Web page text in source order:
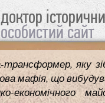
доктор
особистий сайт
трансформер, яку
мафія, що
економічного